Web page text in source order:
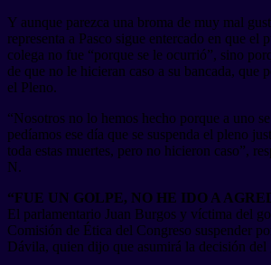
Y aunque parezca una broma de muy mal
representa a Pasco sigue entercado en que el
colega no fue “porque se le ocurrió”, sino
de que no le hicieran caso a su bancada, que
el Pleno.
“Nosotros no lo hemos hecho porque a uno
pedíamos ese día que se suspenda el pleno
toda estas muertes, pero no hicieron caso”,
N.
“FUE UN GOLPE, NO HE IDO A
El parlamentario Juan Burgos y víctima del
Comisión de Ética del Congreso suspender
Dávila, quien dijo que asumirá la decisión del